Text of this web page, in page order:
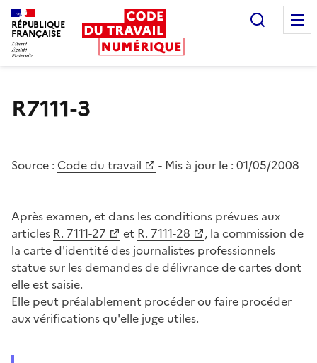
RÉPUBLIQUE
FRANÇAISE
R7111-3
Source : Code du travail - Mis à jour le : 01/05/2008
Après examen, et dans les conditions prévues aux
articles R. 7111-27 et R. 7111-28
, la commission de
la carte d'identité des journalistes professionnels
statue sur les demandes de délivrance de cartes dont
elle est saisie.
Elle peut préalablement procéder ou faire procéder
aux vérifications qu'elle juge utiles.